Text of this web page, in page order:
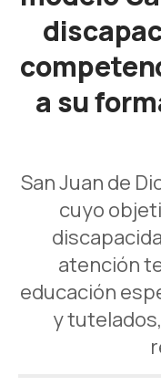
a su
San Juan de
cuyo
atención
educación
y